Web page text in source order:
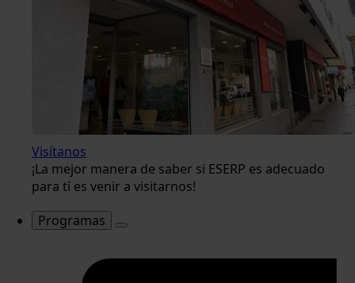
Visítanos
¡La mejor manera de saber si ESERP es adecuado
para tí es venir a visitarnos!
Programas